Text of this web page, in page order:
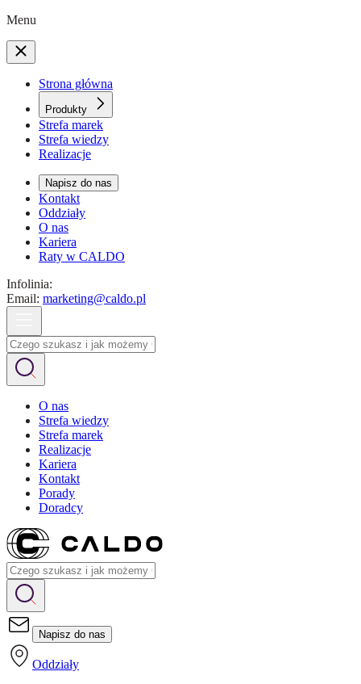
Menu
Strona główna
Produkty
Strefa marek
Strefa wiedzy
Realizacje
Napisz do nas
Kontakt
Oddziały
O nas
Kariera
Raty w CALDO
Infolinia:
Email: marketing@caldo.pl
O nas
Strefa wiedzy
Strefa marek
Realizacje
Kariera
Kontakt
Porady
Doradcy
Napisz do nas
Oddziały